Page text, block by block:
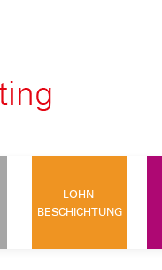
LOHN-
BESCHICHTUNG